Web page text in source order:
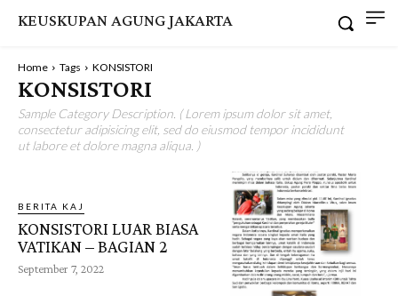
KEUSKUPAN AGUNG JAKARTA
Home Tags KONSISTORI
KONSISTORI
Sample Category Description. ( Lorem ipsum dolor sit amet,
consectetur adipisicing elit, sed do eiusmod tempor incididunt
ut labore et dolore magna aliqua. )
BERITA KAJ
KONSISTORI LUAR BIASA
VATIKAN – BAGIAN 2
September 7, 2022